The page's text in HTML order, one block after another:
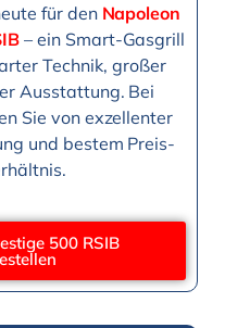
für den Napoleon
– ein Smart-Gasgrill
Technik, großer
Ausstattung. Bei
Sie von exzellenter
und bestem Preis-
500 RSIB